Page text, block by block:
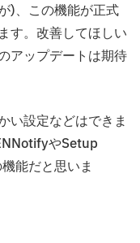
)、この機能が正式
す。改善してほしい
アップデートは期待
い設定などはできま
やSetup
能だと思いま